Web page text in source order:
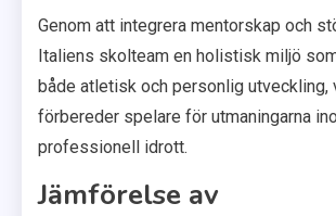
Genom att integrera mentorskap och
Italiens skolteam en holistisk miljö
både atletisk och personlig utveckling,
förbereder spelare för utmaningarna
professionell idrott.
Jämförelse av